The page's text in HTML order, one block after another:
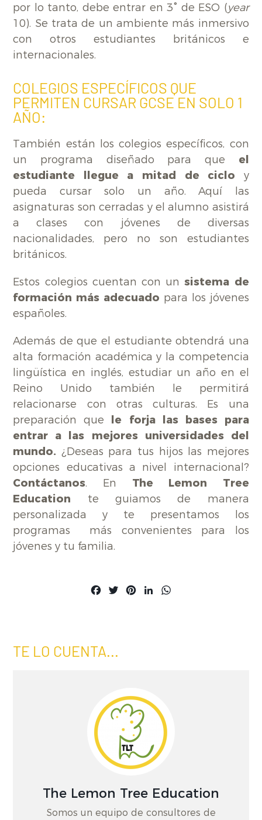
por lo tanto, debe entrar en 3° de ESO (year
10). Se trata de un ambiente más inmersivo
con otros estudiantes británicos e
internacionales.
COLEGIOS ESPECÍFICOS QUE
PERMITEN CURSAR GCSE EN SOLO 1
AÑO:
También están los colegios específicos, con
un programa diseñado para que el
estudiante llegue a mitad de ciclo y
pueda cursar solo un año. Aquí las
asignaturas son cerradas y el alumno asistirá
a clases con jóvenes de diversas
nacionalidades, pero no son estudiantes
británicos.
Estos colegios cuentan con unsistema de
formación más adecuado para los jóvenes
españoles.
Además de que el estudiante obtendrá una
alta formación académica y la competencia
lingüística en inglés, estudiar un año en el
Reino Unido también le permitirá
relacionarse con otras culturas. Es una
preparación que
le forja las bases para
entrar a las mejores universidades del
mundo. ¿Deseas para tus hijos las mejores
opciones educativas a nivel internacional?
Contáctanos. En The Lemon Tree
Education te guiamos de manera
personalizada y te presentamos los
programas más convenientes para los
jóvenes y tu familia.
Facebook
TwitterPinterestLinkedIn
TE LO CUENTA...
The Lemon Tree Education
Somos un equipo de consultores de